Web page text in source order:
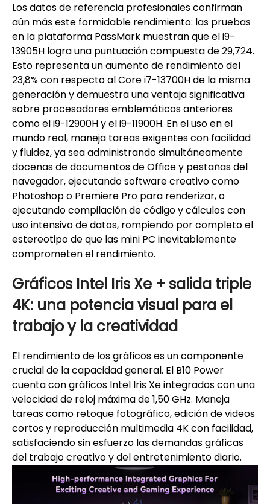
Los datos de referencia profesionales confirman
aún más este formidable rendimiento: las pruebas
en la plataforma PassMark muestran que el i9-
13905H logra una puntuación compuesta de 29,724.
Esto representa un aumento de rendimiento del
23,8% con respecto al Core i7-13700H de la misma
generación y demuestra una ventaja significativa
sobre procesadores emblemáticos anteriores
como el i9-12900H y el i9-11900H. En el uso en el
mundo real, maneja tareas exigentes con facilidad
y fluidez, ya sea administrando simultáneamente
docenas de documentos de Office y pestañas del
navegador, ejecutando software creativo como
Photoshop o Premiere Pro para renderizar, o
ejecutando compilación de código y cálculos con
uso intensivo de datos, rompiendo por completo el
estereotipo de que las mini PC inevitablemente
comprometen el rendimiento.
Gráficos Intel Iris Xe + salida triple
4K: una potencia visual para el
trabajo y la creatividad
El rendimiento de los gráficos es un componente
crucial de la capacidad general. El B10 Power
cuenta con gráficos Intel Iris Xe integrados con una
velocidad de reloj máxima de 1,50 GHz. Maneja
tareas como retoque fotográfico, edición de videos
cortos y reproducción multimedia 4K con facilidad,
satisfaciendo sin esfuerzo las demandas gráficas
del trabajo creativo y del entretenimiento diario.